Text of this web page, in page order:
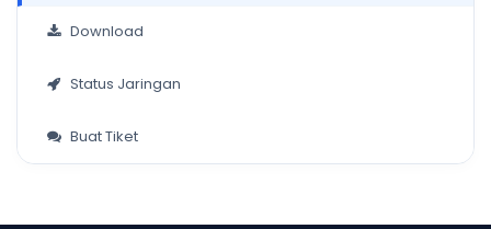
Download
Status Jaringan
Buat Tiket